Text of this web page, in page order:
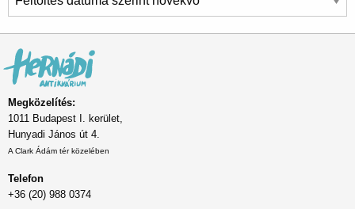
Megközelítés:
1011 Budapest I. kerület,
Hunyadi János út 4.
A Clark Ádám tér közelében
Telefon
+36 (20) 988 0374